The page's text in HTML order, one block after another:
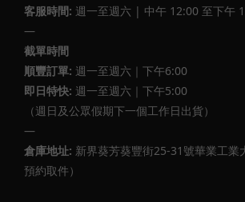
客服時間: 週一至週六 | 中午 12:00 至下午
—
截單時間
順豐訂單: 週一至週六｜下午6:00
即日特快: 週一至週六｜下午5:00
（週日及公眾假期下一個工作日出貨）
—
倉庫地址: 新界葵芳葵豐街25-31號華業工業
預約取件）